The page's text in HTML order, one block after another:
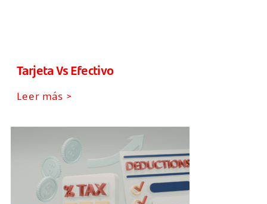
Tarjeta Vs Efectivo
Leer más >